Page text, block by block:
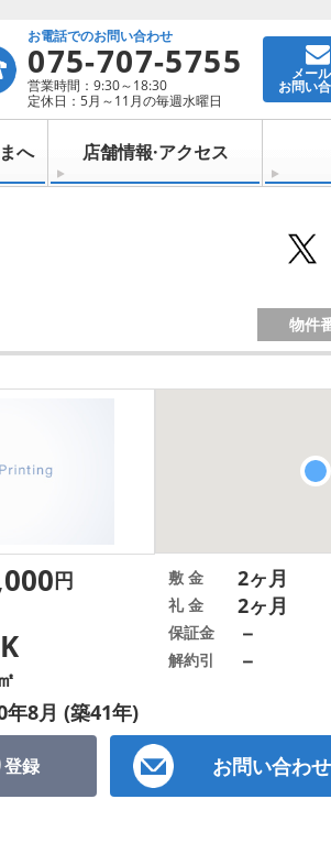
お電話でのお問い合わせ
075-707-5755
営業時間：9:30～18:30
定休日：5月～11月の毎週水曜日
メー
お問い
へ 店舗情報·アクセス
物件
登録 お問い合わせ
円
年8月 (築41年)
敷 金 2ヶ月
礼 金 2ヶ月
保証金 －
解約引 －